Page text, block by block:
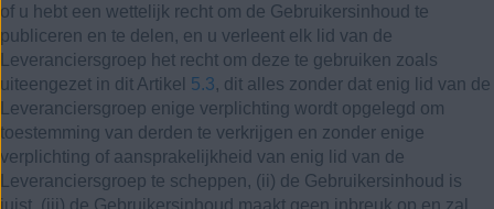
of u hebt een wettelijk recht om de Gebruikersinhoud te
publiceren en te delen, en u verleent elk lid van de
Leveranciersgroep het recht om deze te gebruiken zoals
uiteengezet in dit Artikel 5.3, dit alles zonder dat enig lid van de
Leveranciersgroep enige verplichting wordt opgelegd om
toestemming van derden te verkrijgen en zonder enige
verplichting of aansprakelijkheid van enig lid van de
Leveranciersgroep te scheppen, (ii) de Gebruikersinhoud is
juist, (iii) de Gebruikersinhoud maakt geen inbreuk op en zal,